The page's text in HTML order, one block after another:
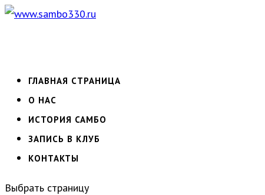
ГЛАВНАЯ СТРАНИЦА
О НАС
ИСТОРИЯ САМБО
ЗАПИСЬ В КЛУБ
КОНТАКТЫ
Выбрать страницу